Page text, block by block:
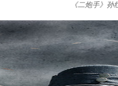
《二炮手》